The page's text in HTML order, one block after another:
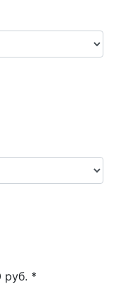
руб. *